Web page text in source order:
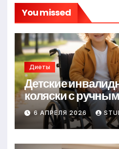
You missed
Диеты
Детские
коляски с
6 АПРЕЛЯ 2026